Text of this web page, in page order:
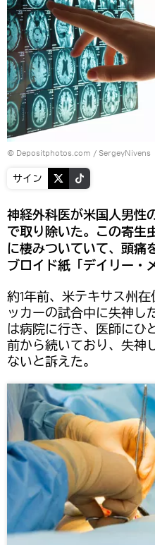
© Depositphotos.com / SergeyNivens
サイン
神経外科医が米国人男性
で取り除いた。この寄生
に棲みついていて、頭痛
ブロイド紙「デイリー・
約1年前、米テキサス州在
ッカーの試合中に失神し
は病院に行き、医師にひ
前から続いており、失神
ないと訴えた。